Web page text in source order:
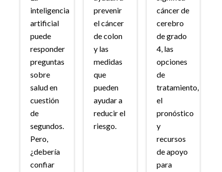
inteligencia
artificial
puede
responder
preguntas
sobre
salud en
cuestión
de
segundos.
Pero,
¿debería
confiar
prevenir
el cáncer
de colon
y las
medidas
que
pueden
ayudar a
reducir el
riesgo.
cáncer de
cerebro
de grado
4, las
opciones
de
tratamiento,
el
pronóstico
y
recursos
de apoyo
para